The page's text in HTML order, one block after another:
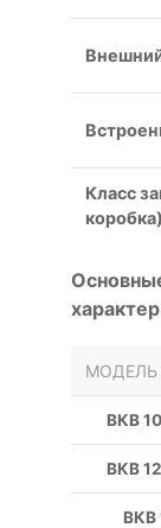
Класс
коробка)
МОДЕЛЬ
ВКВ
ВКВ
ВКВ